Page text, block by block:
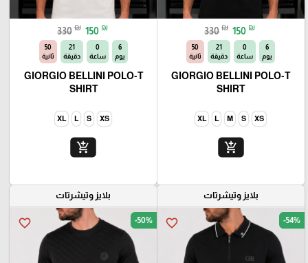
330 ₪ 150 ₪
6
يوم
0
ساعة
21
دقيقة
49
ثانية
GIORGIO BELLINI POLO-T
SHIRT
XS
S
M
L
XL
add_shopping_cart
330 ₪ 150 ₪
6
يوم
0
ساعة
21
دقيقة
49
ثانية
GIORGIO BELLINI POLO-T
SHIRT
XS
S
L
XL
add_shopping_cart
بلايز وتيشرتات
favorite_border -54%
بلايز وتيشرتات
favorite_border -50%